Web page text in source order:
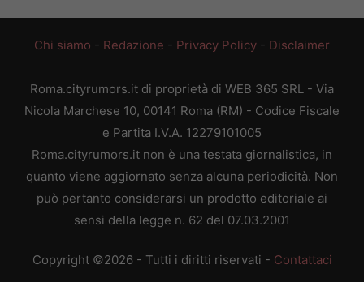
Chi siamo - Redazione - Privacy Policy - Disclaimer
Roma.cityrumors.it di proprietà di WEB 365 SRL - Via
Nicola Marchese 10, 00141 Roma (RM) - Codice Fiscale
e Partita I.V.A. 12279101005
Roma.cityrumors.it non è una testata giornalistica, in
quanto viene aggiornato senza alcuna periodicità. Non
può pertanto considerarsi un prodotto editoriale ai
sensi della legge n. 62 del 07.03.2001
Copyright ©2026 - Tutti i diritti riservati - Contattaci